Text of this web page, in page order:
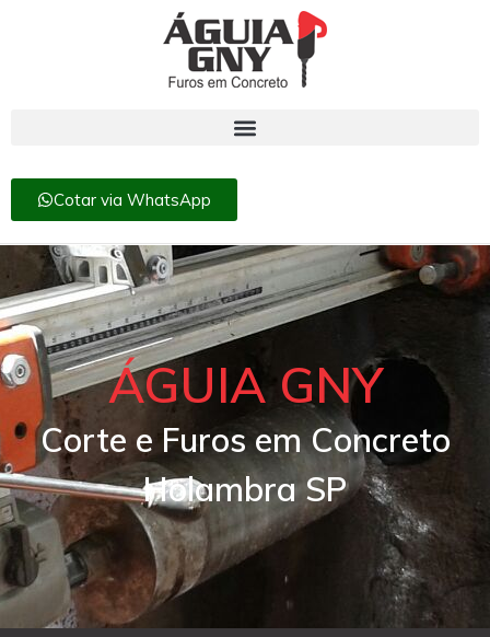
Cotar via WhatsApp
ÁGUIA GNY
Corte e Furos em Concreto
Holambra SP